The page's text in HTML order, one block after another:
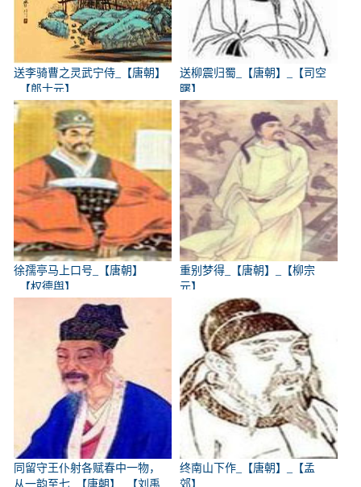
送李骑曹之灵武宁侍_【唐朝】
_【郎士元】
送柳震归蜀_【唐朝】_【司空
曙】
徐孺亭马上口号_【唐朝】
_【权德舆】
重别梦得_【唐朝】_【柳宗
元】
同留守王仆射各赋春中一物，
从一韵至七_【唐朝】_【刘禹
终南山下作_【唐朝】_【孟
郊】